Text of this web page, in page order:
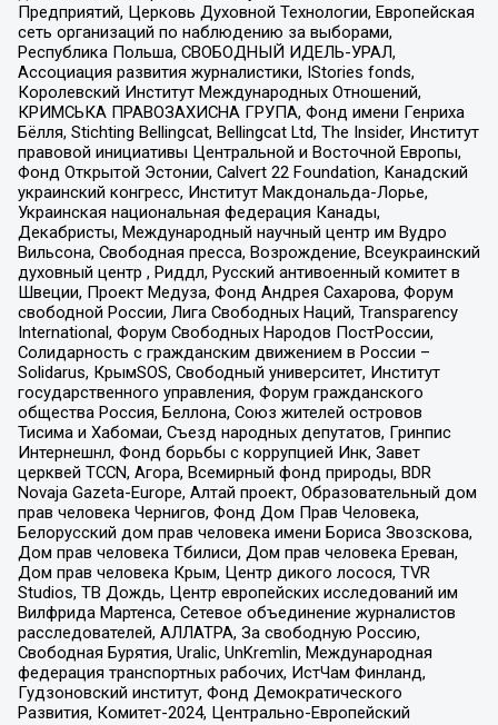
Предприятий, Церковь Духовной Технологии, Европейская
сеть организаций по наблюдению за выборами,
Республика Польша, СВОБОДНЫЙ ИДЕЛЬ-УРАЛ,
Ассоциация развития журналистики, IStories fonds,
Королевский Институт Международных Отношений,
КРИМСЬКА ПРАВОЗАХИСНА ГРУПА, Фонд имени Генриха
Бёлля, Stichting Bellingcat, Bellingcat Ltd, The Insider, Институт
правовой инициативы Центральной и Восточной Европы,
Фонд Открытой Эстонии, Calvert 22 Foundation, Канадский
украинский конгресс, Институт Макдональда-Лорье,
Украинская национальная федерация Канады,
Декабристы, Международный научный центр им Вудро
Вильсона, Свободная пресса, Возрождение, Всеукраинский
духовный центр , Риддл, Русский антивоенный комитет в
Швеции, Проект Медуза, Фонд Андрея Сахарова, Форум
свободной России, Лига Свободных Наций, Transparеncy
International, Форум Свободных Народов ПостРоссии,
Солидарность с гражданским движением в России –
Solidarus, КрымSOS, Свободный университет, Институт
государственного управления, Форум гражданского
общества Россия, Беллона, Союз жителей островов
Тисима и Хабомаи, Съезд народных депутатов, Гринпис
Интернешнл, Фонд борьбы с коррупцией Инк, Завет
церквей TCCN, Агора, Всемирный фонд природы, BDR
Novaja Gazeta-Europe, Алтай проект, Образовательный дом
прав человека Чернигов, Фонд Дом Прав Человека,
Белорусский дом прав человека имени Бориса Звозскова,
Дом прав человека Тбилиси, Дом прав человека Ереван,
Дом прав человека Крым, Центр дикого лосося, TVR
Studios, ТВ Дождь, Центр европейских исследований им
Вилфрида Мартенса, Сетевое объединение журналистов
расследователей, АЛЛАТРА, За свободную Россию,
Свободная Бурятия, Uralic, UnKremlin, Международная
федерация транспортных рабочих, ИстЧам Финланд,
Гудзоновский институт, Фонд Демократического
Развития, Комитет-2024, Центрально-Европейский